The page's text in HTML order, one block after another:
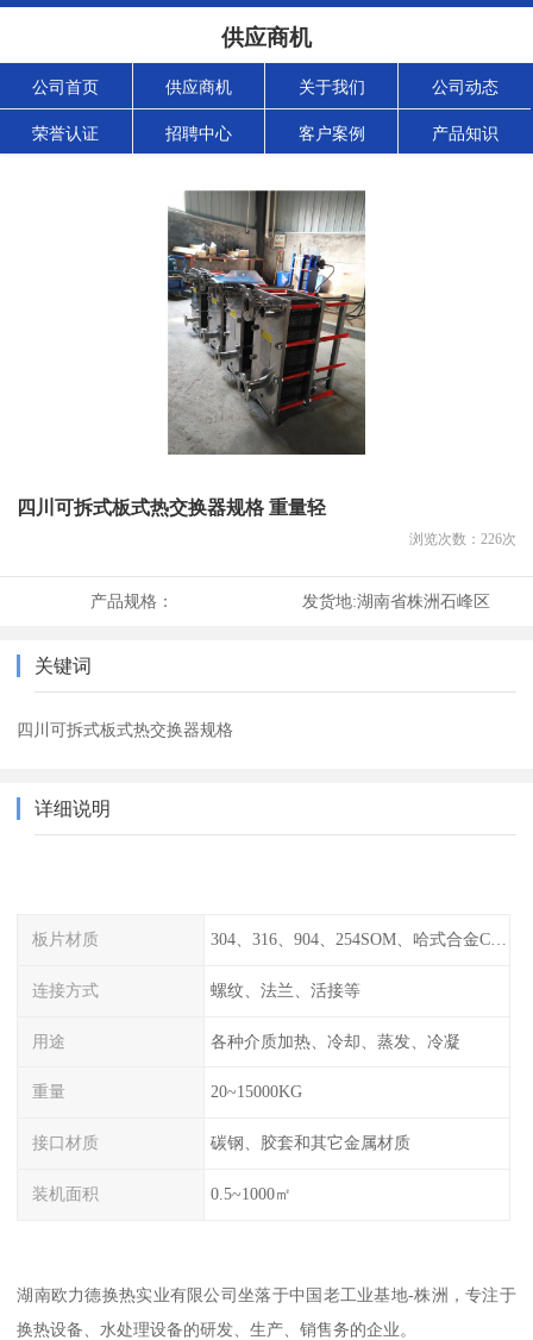
供应商机
公司首页 供应商机 关于我们 公司动态
荣誉认证 招聘中心 客户案例 产品知识
四川可拆式板式热交换器规格 重量轻
浏览次数： 226次
产品规格： 发货地:湖南省株洲石峰区
关键词
四川可拆式板式热交换器规格
详细说明
板片材质 304、316、904、254SOM、哈式合金C-276、TA1等
连接方式 螺纹、法兰、活接等
用途 各种介质加热、冷却、蒸发、冷凝
重量 20~15000KG
接口材质 碳钢、胶套和其它金属材质
装机面积 0.5~1000㎡
湖南欧力德换热实业有限公司坐落于中国老工业基地-株洲，专注于
换热设备、水处理设备的研发、生产、销售务的企业。